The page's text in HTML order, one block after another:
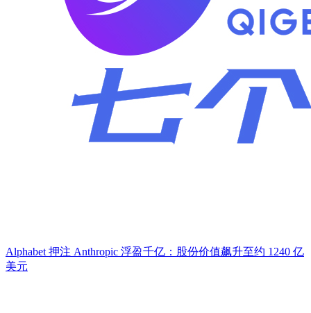
Alphabet 押注 Anthropic 浮盈千亿：股份价值飙升至约 1240 亿
美元